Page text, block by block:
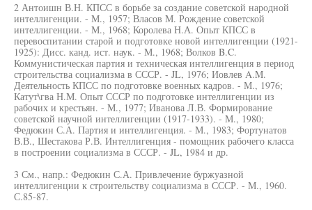
2 Антоишн В.Н. КПСС в борьбе за создание советской народной
интеллигенции. - М., 1957; Власов М. Рождение советской
интеллигенции. - М., 1968; Королева Н.А. Опыт КПСС в
перевоспитании старой и подготовке новой интеллигенции (1921-
1925): Дисс. канд. ист. наук. - М., 1968; Волков B.C.
Коммунистическая партия и техническая интеллигенция в период
строительства социализма в СССР. - JL, 1976; Иовлев A.M.
Деятельность КПСС по подготовке военных кадров. - М., 1976;
Катут\гва Н.М. Опыт СССР по подготовке интеллигенции из
рабочих и крестьян. - М., 1977; Иванова Л.В. Формирование
советской научной интеллигенции (1917-1933). - М., 1980;
Федюкин С.А. Партия и интеллигенция. - М., 1983; Фортунатов
В.В., Шестакова Р.В. Интеллигенция - помощник рабочего класса
в построении социализма в СССР. - JL, 1984 и др.
3 См., напр.: Федюкин С.А. Привлечение буржуазной
интеллигенции к строительству социализма в СССР. - М., 1960.
С.85-87.